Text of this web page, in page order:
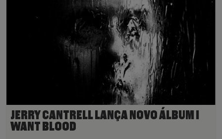
JERRY CANTRELL LANÇA NOVO ÁLBUM I
WANT BLOOD